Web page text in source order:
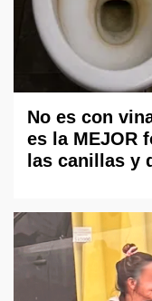
No es con
es la MEJOR
las canillas y